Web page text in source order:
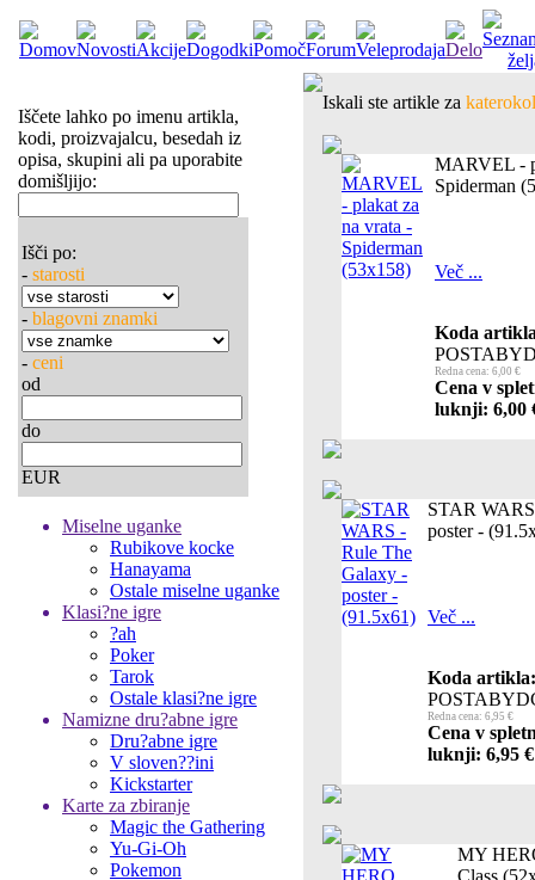
Iščete lahko po imenu artikla,
kodi, proizvajalcu, besedah iz
opisa, skupini ali pa uporabite
domišljijo:
Išči po:
- starosti
- blagovni znamki
- ceni
od
do
EUR
Miselne uganke
Rubikove kocke
Hanayama
Ostale miselne uganke
Klasi?ne igre
?ah
Poker
Tarok
Ostale klasi?ne igre
Namizne dru?abne igre
Dru?abne igre
V sloven??ini
Kickstarter
Karte za zbiranje
Magic the Gathering
Yu-Gi-Oh
Pokemon
Iskali ste artikle za
MARVEL -
Spiderman
Več ...
Koda
Redna cena: 6,00 €
Cena v
luknji: 6,00
STAR
poster -
Več ...
Koda artikla:
Redna cena: 6,95 €
Cena v
luknji: 6,95 €
MY
Class